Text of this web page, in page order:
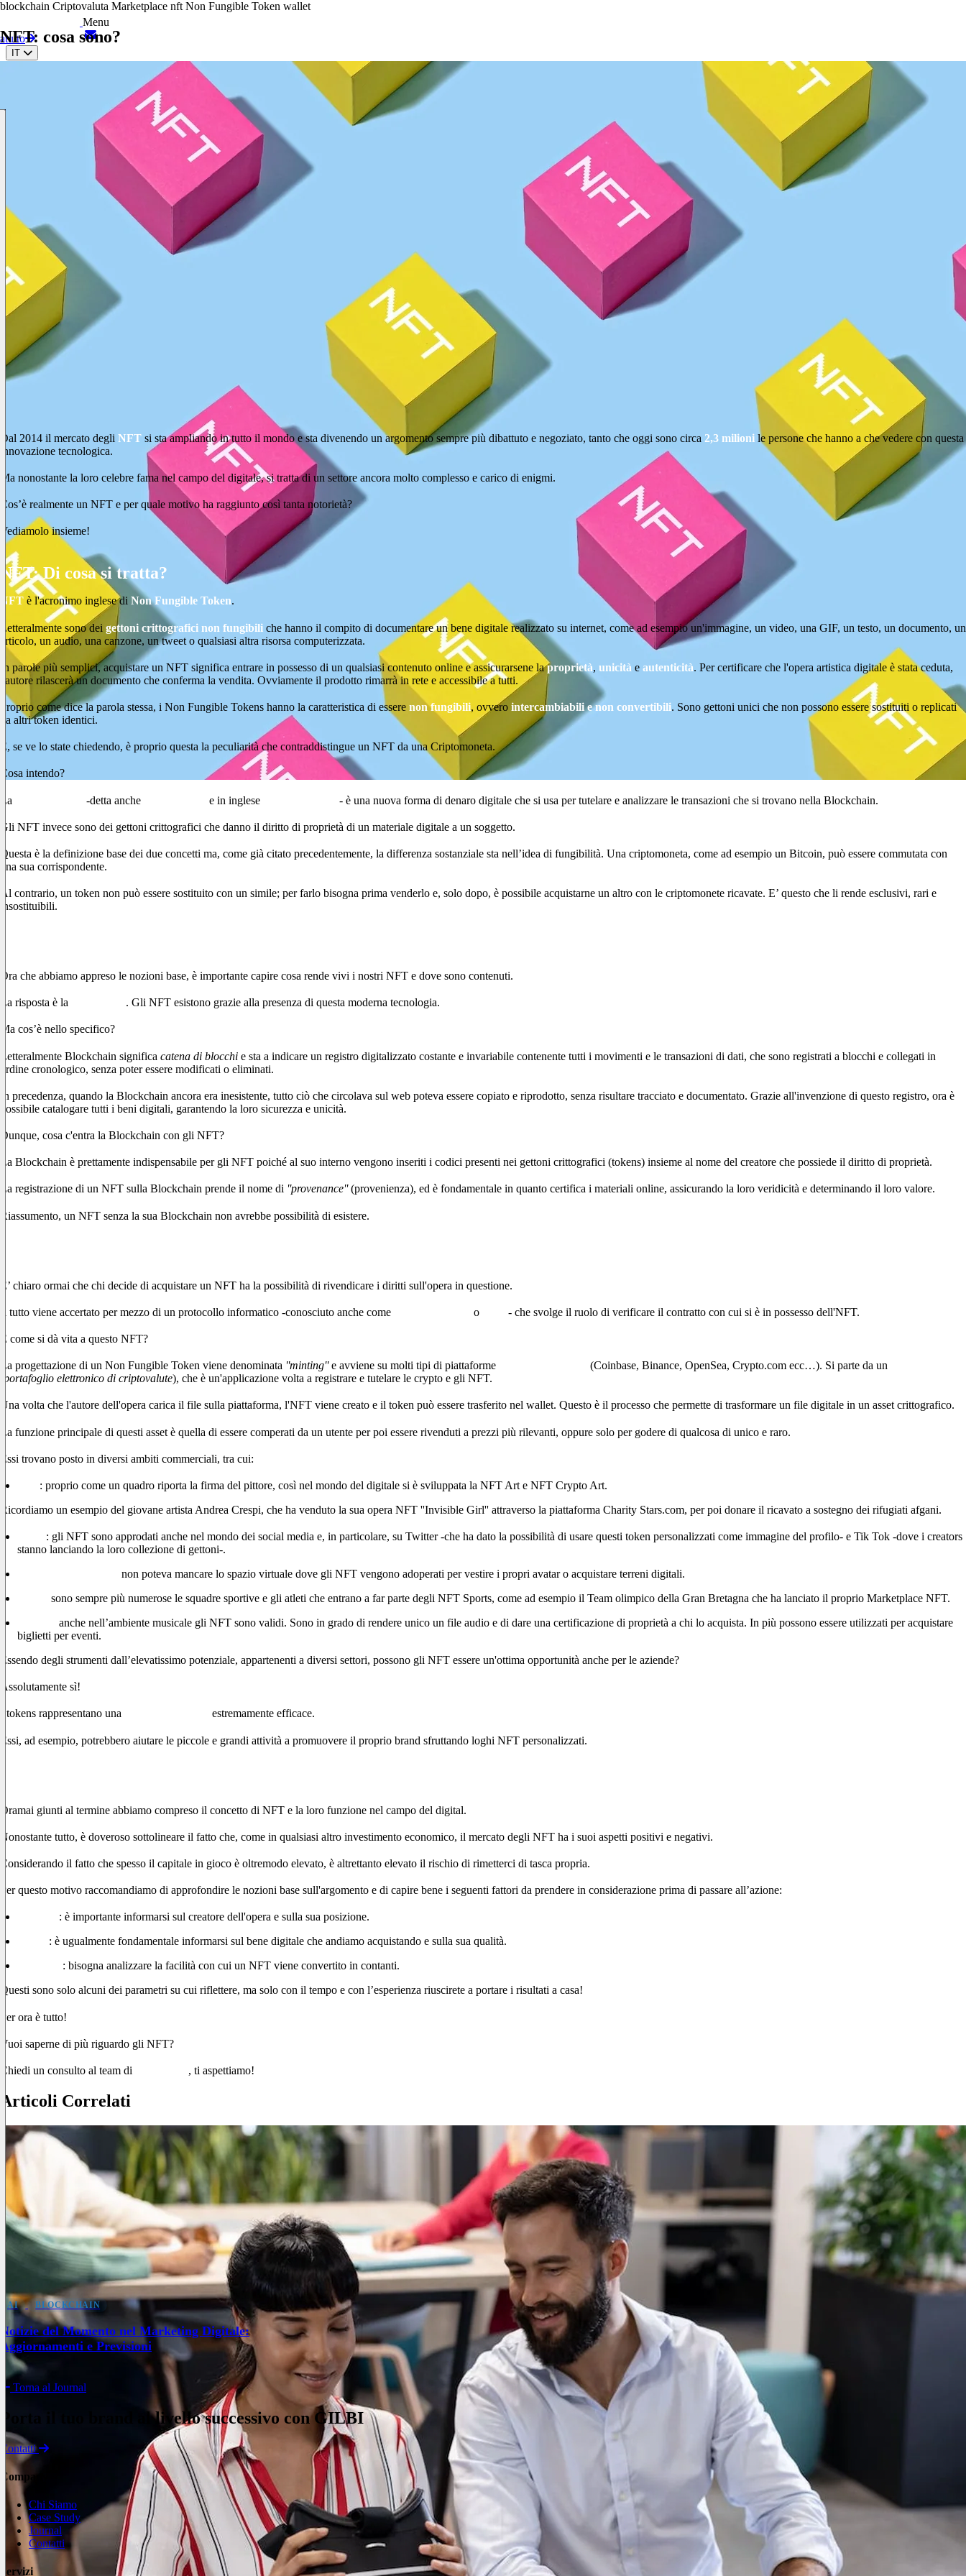
Menu
IT
blockchain Criptovaluta Marketplace nft Non Fungible Token wallet
NFT: cosa sono?
Dal 2014 il mercato degli NFT si sta ampliando in tutto il mondo e sta divenendo un argomento sempre più dibattuto e negoziato, tanto che oggi sono circa 2,3 milioni le persone che hanno a che vedere con questa
innovazione tecnologica.
Ma nonostante la loro celebre fama nel campo del digitale, si tratta di un settore ancora molto complesso e carico di enigmi.
Cos’è realmente un NFT e per quale motivo ha raggiunto così tanta notorietà?
Vediamolo insieme!
NFT: Di cosa si tratta?
NFT è l'acronimo inglese di Non Fungible Token.
Letteralmente sono dei gettoni crittografici non fungibili che hanno il compito di documentare un bene digitale realizzato su internet, come ad esempio un'immagine, un video, una GIF, un testo, un documento, un
articolo, un audio, una canzone, un tweet o qualsiasi altra risorsa computerizzata.
In parole più semplici, acquistare un NFT significa entrare in possesso di un qualsiasi contenuto online e assicurarsene laproprietà, unicità e autenticità. Per certificare che l'opera artistica digitale è stata ceduta,
l'autore rilascerà un documento che conferma la vendita. Ovviamente il prodotto rimarrà in rete e accessibile a tutti.
Proprio come dice la parola stessa, i Non Fungible Tokens hanno la caratteristica di essere non fungibili, ovvero intercambiabili e non convertibili. Sono gettoni unici che non possono essere sostituiti o replicati
da altri token identici.
E, se ve lo state chiedendo, è proprio questa la peculiarità che contraddistingue un NFT da una Criptomoneta.
Cosa intendo?
La -detta anche e in inglese - è una nuova forma di denaro digitale che si usa per tutelare e analizzare le transazioni che si trovano nella Blockchain.
Gli NFT invece sono dei gettoni crittografici che danno il diritto di proprietà di un materiale digitale a un soggetto.
Questa è la definizione base dei due concetti ma, come già citato precedentemente, la differenza sostanziale sta nell’idea di fungibilità. Una criptomoneta, come ad esempio un Bitcoin, può essere commutata con
una sua corrispondente.
Al contrario, un token non può essere sostituito con un simile; per farlo bisogna prima venderlo e, solo dopo, è possibile acquistarne un altro con le criptomonete ricavate. E’ questo che li rende esclusivi, rari e
insostituibili.
Ora che abbiamo appreso le nozioni base, è importante capire cosa rende vivi i nostri NFT e dove sono contenuti.
La risposta è la . Gli NFT esistono grazie alla presenza di questa moderna tecnologia.
Ma cos’è nello specifico?
Letteralmente Blockchain significa catena di blocchi e sta a indicare un registro digitalizzato costante e invariabile contenente tutti i movimenti e le transazioni di dati, che sono registrati a blocchi e collegati in
ordine cronologico, senza poter essere modificati o eliminati.
In precedenza, quando la Blockchain ancora era inesistente, tutto ciò che circolava sul web poteva essere copiato e riprodotto, senza risultare tracciato e documentato. Grazie all'invenzione di questo registro, ora è
possibile catalogare tutti i beni digitali, garantendo la loro sicurezza e unicità.
Dunque, cosa c'entra la Blockchain con gli NFT?
La Blockchain è prettamente indispensabile per gli NFT poiché al suo interno vengono inseriti i codici presenti nei gettoni crittografici (tokens) insieme al nome del creatore che possiede il diritto di proprietà.
La registrazione di un NFT sulla Blockchain prende il nome di ''provenance''(provenienza), ed è fondamentale in quanto certifica i materiali online, assicurando la loro veridicità e determinando il loro valore.
Riassumento, un NFT senza la sua Blockchain non avrebbe possibilità di esistere.
E’ chiaro ormai che chi decide di acquistare un NFT ha la possibilità di rivendicare i diritti sull'opera in questione.
Il tutto viene accertato per mezzo di un protocollo informatico -conosciuto anche come o - che svolge il ruolo di verificare il contratto con cui si è in possesso dell'NFT.
E come si dà vita a questo NFT?
La progettazione di un Non Fungible Token viene denominata ''minting''e avviene su molti tipi di piattaforme (Coinbase, Binance, OpenSea, Crypto.com ecc…). Si parte da un
portafoglio elettronico di criptovalute), che è un'applicazione volta a registrare e tutelare le crypto e gli NFT.
Una volta che l'autore dell'opera carica il file sulla piattaforma, l'NFT viene creato e il token può essere trasferito nel wallet. Questo è il processo che permette di trasformare un file digitale in un asset crittografico.
La funzione principale di questi asset è quella di essere comperati da un utente per poi essere rivenduti a prezzi più rilevanti, oppure solo per godere di qualcosa di unico e raro.
Essi trovano posto in diversi ambiti commerciali, tra cui:
: proprio come un quadro riporta la firma del pittore, così nel mondo del digitale si è sviluppata la NFT Art e NFT Crypto Art.
Ricordiamo un esempio del giovane artista Andrea Crespi, che ha venduto la sua opera NFT ''Invisible Girl'' attraverso la piattaforma Charity Stars.com, per poi donare il ricavato a sostegno dei rifugiati afgani.
: gli NFT sono approdati anche nel mondo dei social media e, in particolare, su Twitter -che ha dato la possibilità di usare questi token personalizzati come immagine del profilo- e Tik Tok -dove i creators
stanno lanciando la loro collezione di gettoni-.
non poteva mancare lo spazio virtuale dove gli NFT vengono adoperati per vestire i propri avatar o acquistare terreni digitali.
sono sempre più numerose le squadre sportive e gli atleti che entrano a far parte degli NFT Sports, come ad esempio il Team olimpico della Gran Bretagna che ha lanciato il proprio Marketplace NFT.
anche nell’ambiente musicale gli NFT sono validi. Sono in grado di rendere unico un file audio e di dare una certificazione di proprietà a chi lo acquista. In più possono essere utilizzati per acquistare
biglietti per eventi.
Essendo degli strumenti dall’elevatissimo potenziale, appartenenti a diversi settori, possono gli NFT essere un'ottima opportunità anche per le aziende?
Assolutamente sì!
I tokens rappresentano una estremamente efficace.
Essi, ad esempio, potrebbero aiutare le piccole e grandi attività a promuovere il proprio brand sfruttando loghi NFT personalizzati.
Oramai giunti al termine abbiamo compreso il concetto di NFT e la loro funzione nel campo del digital.
Nonostante tutto, è doveroso sottolineare il fatto che, come in qualsiasi altro investimento economico, il mercato degli NFT ha i suoi aspetti positivi e negativi.
Considerando il fatto che spesso il capitale in gioco è oltremodo elevato, è altrettanto elevato il rischio di rimetterci di tasca propria.
Per questo motivo raccomandiamo di approfondire le nozioni base sull'argomento e di capire bene i seguenti fattori da prendere in considerazione prima di passare all’azione:
: è importante informarsi sul creatore dell'opera e sulla sua posizione.
: è ugualmente fondamentale informarsi sul bene digitale che andiamo acquistando e sulla sua qualità.
: bisogna analizzare la facilità con cui un NFT viene convertito in contanti.
Questi sono solo alcuni dei parametri su cui riflettere, ma solo con il tempo e con l’esperienza riuscirete a portare i risultati a casa!
Per ora è tutto!
Vuoi saperne di più riguardo gli NFT?
Chiedi un consulto al team di , ti aspettiamo!
Articoli Correlati
AI BLOCKCHAIN
Notizie del Momento nel Marketing Digitale:
Aggiornamenti e Previsioni
Torna al Journal
Porta il tuo brand al livello successivo conGILBI
Contatti
Company
Chi Siamo
Case Study
Journal
Contatti
Servizi